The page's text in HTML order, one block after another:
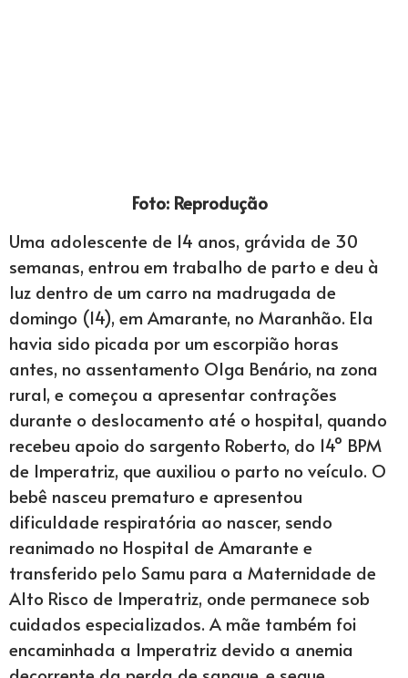
Foto: Reprodução
Uma adolescente de 14 anos, grávida de 30
semanas, entrou em trabalho de parto e deu à
luz dentro de um carro na madrugada de
domingo (14), em Amarante, no Maranhão. Ela
havia sido picada por um escorpião horas
antes, no assentamento Olga Benário, na zona
rural, e começou a apresentar contrações
durante o deslocamento até o hospital, quando
recebeu apoio do sargento Roberto, do 14º BPM
de Imperatriz, que auxiliou o parto no veículo. O
bebê nasceu prematuro e apresentou
dificuldade respiratória ao nascer, sendo
reanimado no Hospital de Amarante e
transferido pelo Samu para a Maternidade de
Alto Risco de Imperatriz, onde permanece sob
cuidados especializados. A mãe também foi
encaminhada a Imperatriz devido a anemia